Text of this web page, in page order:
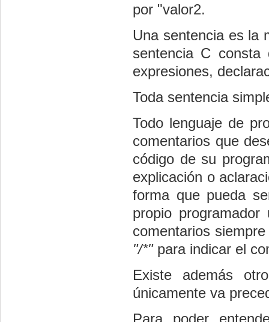
por "valor2.
Una sentencia es la
sentencia C
expresiones,
Toda sentencia
Todo lenguaje de
comentarios que
código de su
explicación o
forma que pueda
propio
comentarios
"/*"para indicar el
Existe además
únicamente va
Para poder